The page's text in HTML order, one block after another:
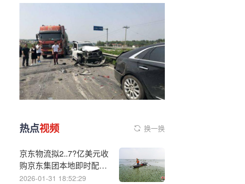
热点视频 换一换
京东物流拟2..7?亿美元收
购京东集团本地即时配送
服务业务 加强“最后一公
2026-01-31 18:52:29